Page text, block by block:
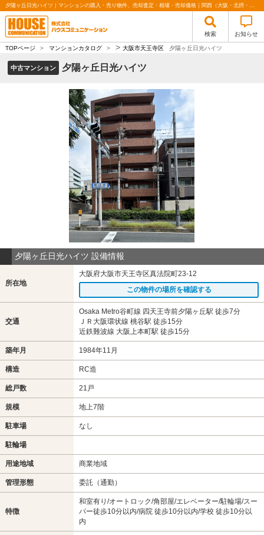
夕陽ヶ丘日光ハイツ｜マンションの購入・売り物件、売却査定・相場・売却価格｜関西（大阪・北摂・神戸）・関東（東京）で不動産の購入・売却、注文住宅、リノベーションの事なら株式会社ハウスコミュニケーション
検索 お知らせ
TOPページ > マンションカタログ > > 大阪市天王寺区 夕陽ヶ丘日光ハイツ
中古マンション 夕陽ヶ丘日光ハイツ
夕陽ヶ丘日光ハイツ 設備情報
所在地
大阪府大阪市天王寺区真法院町23-12
この物件の場所を確認する
交通
Osaka Metro谷町線 四天王寺前夕陽ヶ丘駅 徒歩7分
ＪＲ大阪環状線 桃谷駅 徒歩15分
近鉄難波線 大阪上本町駅 徒歩15分
築年月 1984年11月
構造 RC造
総戸数 21戸
規模 地上7階
駐車場 なし
駐輪場
用途地域 商業地域
管理形態 委託（通勤）
特徴
和室有り/オートロック/角部屋/エレベーター/駐輪場/スー
パー徒歩10分以内/病院 徒歩10分以内/学校 徒歩10分以
内